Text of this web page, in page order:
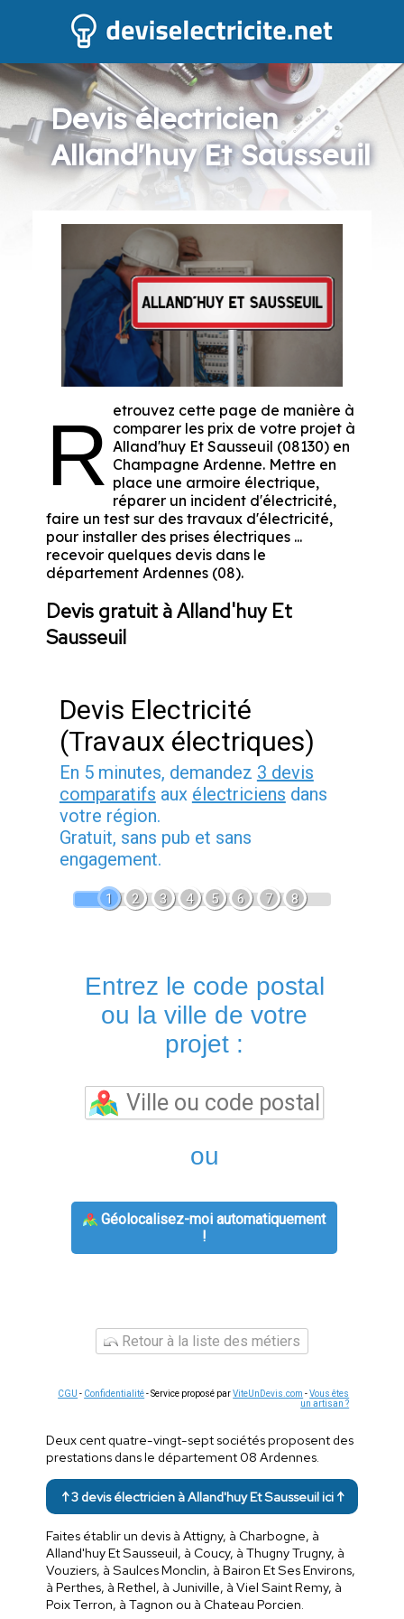
Devis électricien
Alland'huy Et Sausseuil
R etrouvez cette page de manière à
comparer les prix de votre projet à
Alland'huy Et Sausseuil (08130) en
Champagne Ardenne. Mettre en
place une armoire électrique,
réparer un incident d'électricité,
faire un test sur des travaux d'électricité,
pour installer des prises électriques ...
recevoir quelques devis dans le
département Ardennes (08).
Devis gratuit à Alland'huy Et
Sausseuil
Devis Electricité
(Travaux électriques)
En 5 minutes, demandez 3 devis
comparatifs aux électriciens dans
votre région.
Gratuit, sans pub et sans
engagement.
1 2 3 4 5 6 7 8
Entrez le code postal
ou la ville de votre
projet :
ou
Géolocalisez-moi automatiquement
!
Retour à la liste des métiers
CGU - Confidentialité- Service proposé parViteUnDevis.com -Vous êtes
un artisan ?
Deux cent quatre-vingt-sept sociétés proposent des
prestations dans le département 08 Ardennes.
↑ 3 devis électricien à Alland'huy Et Sausseuil ici ↑
Faites établir un devis à Attigny, à Charbogne, à
Alland'huy Et Sausseuil, à Coucy, à Thugny Trugny, à
Vouziers, à Saulces Monclin, à Bairon Et Ses Environs,
à Perthes, à Rethel, à Juniville, à Viel Saint Remy, à
Poix Terron, à Tagnon ou à Chateau Porcien.